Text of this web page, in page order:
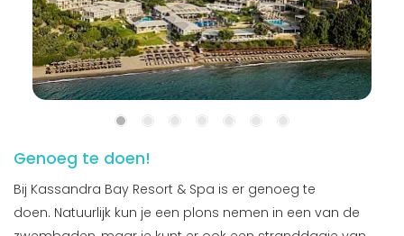
Genoeg te doen!
Bij Kassandra Bay Resort & Spa is er genoeg te
doen. Natuurlijk kun je een plons nemen in een van de